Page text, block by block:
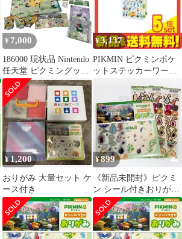
¥ 7,000
186000 現状品 Nintendo
任天堂 ピクミングッ
ズ 20点以上
¥3,137
PIKMIN ピクミンポケ
ットステッカーワール
(PSW-12) 5個セット ま
とめ売り
¥1,200
おりがみ 大量セット ケ
ース付き
¥899
《新品未開封》ピクミ
ン シール付きおりがみ
キャラクターシール2点
3点セット